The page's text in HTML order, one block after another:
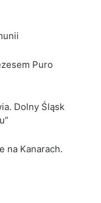
Puro
Dolny Śląsk
na Kanarach.